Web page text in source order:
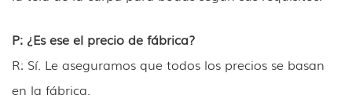
P: ¿Es ese el precio de fábrica?
R: Sí. Le aseguramos que todos los precios se basan
en la fábrica.